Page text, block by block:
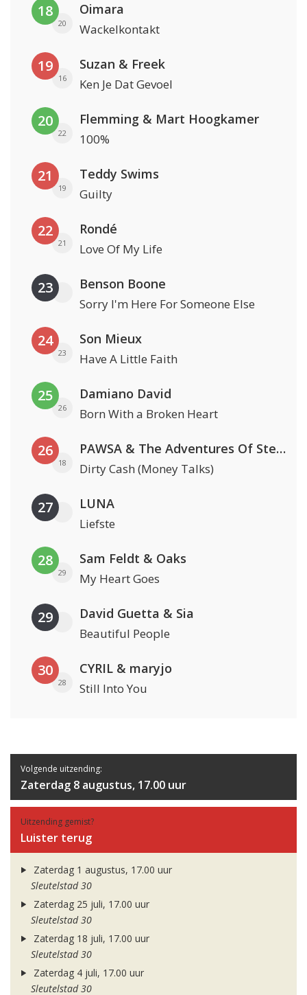
18
20
Oimara
Wackelkontakt
19
16
Suzan & Freek
Ken Je Dat Gevoel
20
22
Flemming & Mart Hoogkamer
100%
21
19
Teddy Swims
Guilty
22
21
Rondé
Love Of My Life
23 Benson Boone
Sorry I'm Here For Someone Else
24
23
Son Mieux
Have A Little Faith
25
26
Damiano David
Born With a Broken Heart
26
18
PAWSA & The Adventures Of Stevie V
Dirty Cash (Money Talks)
27 LUNA
Liefste
28
29
Sam Feldt & Oaks
My Heart Goes
29 David Guetta & Sia
Beautiful People
30
28
CYRIL & maryjo
Still Into You
Volgende uitzending:
Zaterdag 8 augustus, 17.00 uur
Uitzending gemist?
Luister terug
Zaterdag 1 augustus, 17.00 uur
Sleutelstad 30
Zaterdag 25 juli, 17.00 uur
Sleutelstad 30
Zaterdag 18 juli, 17.00 uur
Sleutelstad 30
Zaterdag 4 juli, 17.00 uur
Sleutelstad 30